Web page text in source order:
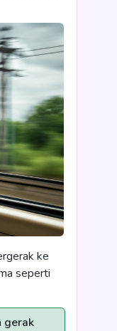
ke
seperti
gerak